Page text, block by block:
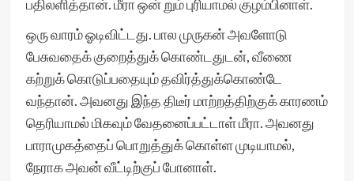
பதிலளித்தான். மீரா ஒன் றும் புரியாமல் குழம்பினாள்.
ஒரு வாரம் ஓடிவிட்டது. பால முருகன் அவளோடு
பேசுவதைக் குறைத்துக் கொண்டதுடன், வீணை
கற்றுக் கொடுப்பதையும் தவிர்த்துக்கொண்டே
வந்தான். அவனது இந்த திடீர் மாற்றத்திற்குக் காரணம்
தெரியாமல் மிகவும் வேதனைப்பட்டாள் மீரா. அவனது
பாராமுகத்தைப் பொறுத்துக் கொள்ள முடியாமல்,
நேராக அவன் வீட்டிற்குப் போனாள்.